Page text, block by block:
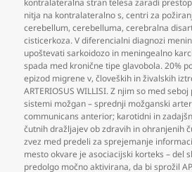
kontralateralna stran telesa zaradi
nitja na kontralateralno s,centri za
cerebellum,cerebelluma,cerebralna
cisticerkoza. V diferencialni diagnozi
upoštevati sarkoidozo in meningealno
spada med kronične tipe glavobola. 20%
epizod migrene v,človeških in živalskih
ARTERIOSUS WILLISI. Z njim so med
sistemi možgan – sprednji možganski
communicans anterior; karotidni in
čutnih dražljajev ob zdravih in ohranjenih
zvez med predeli za sprejemanje
mesto okvare je asociacijski korteks – del
predolgo močno aktivirana,da bi sprožil